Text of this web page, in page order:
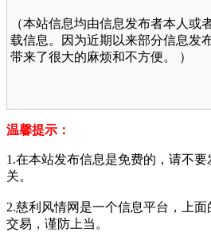
（本站信息均由信息发布者本人
载信息。因为近期以来部分信息发
带来了很大的麻烦和不方便。 ）
温馨提示：
1.在本站发布信息是免费的，请不
关。
2.慈利风情网是一个信息平台，上
交易，谨防上当。